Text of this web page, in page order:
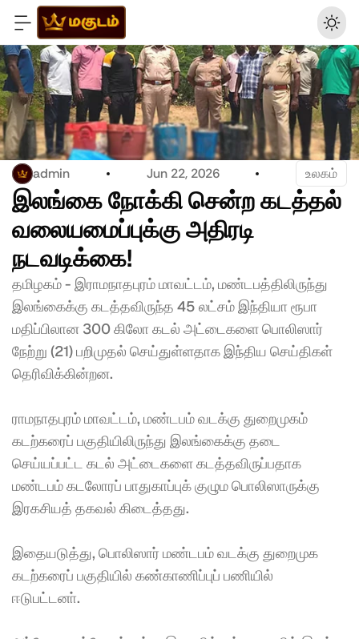
admin Jun 22, 2026 உலகம்
இலங்கை நோக்கி சென்ற கடத்தல்
வலையமைப்புக்கு அதிரடி
நடவடிக்கை!
தமிழகம் - இராமநாதபுரம் மாவட்டம், மண்டபத்திலிருந்து
இலங்கைக்கு கடத்தவிருந்த 45 லட்சம் இந்தியா ரூபா
மதிப்பிலான 300 கிலோ கடல் அட்டைகளை பொலிஸார்
நேற்று (21) பறிமுதல் செய்துள்ளதாக இந்திய செய்திகள்
தெரிவிக்கின்றன.
ராமநாதபுரம் மாவட்டம், மண்டபம் வடக்கு துறைமுகம்
கடற்கரைப் பகுதியிலிருந்து இலங்கைக்கு தடை
செய்யப்பட்ட கடல் அட்டைகளை கடத்தவிருப்பதாக
மண்டபம் கடலோரப் பாதுகாப்புக் குழும பொலிஸாருக்கு
இரகசியத் தகவல் கிடைத்தது.
இதையடுத்து, பொலிஸார் மண்டபம் வடக்கு துறைமுக
கடற்கரைப் பகுதியில் கண்காணிப்புப் பணியில்
ஈடுபட்டனா்.